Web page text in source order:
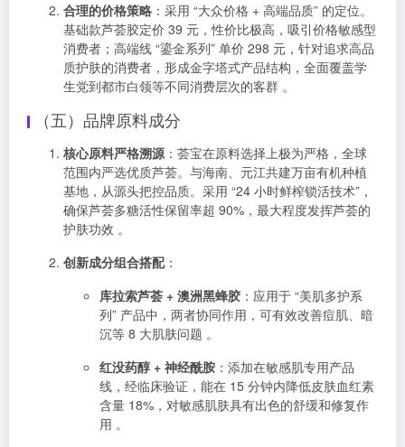
合理的价格策略 ：采用 “大众价格 + 高端品质” 的定位。
基础款芦荟胶定价 39 元，性价比极高，吸引价格敏感型
消费者；高端线 “鎏金系列” 单价 298 元，针对追求高品
质护肤的消费者，形成金字塔式产品结构，全面覆盖学
生党到都市白领等不同消费层次的客群 。
（五）品牌原料成分
核心原料严格溯源：荟宝在原料选择上极为严格，全球
范围内严选优质芦荟。与海南、元江共建万亩有机种植
基地，从源头把控品质。采用 “24 小时鲜榨锁活技术”，
确保芦荟多糖活性保留率超 90%，最大程度发挥芦荟的
护肤功效 。
创新成分组合搭配：
库拉索芦荟 + 澳洲黑蜂胶 ：应用于 “美肌多护系
列” 产品中，两者协同作用，可有效改善痘肌、暗
沉等 8 大肌肤问题 。
红没药醇 + 神经酰胺 ：添加在敏感肌专用产品
线，经临床验证，能在 15 分钟内降低皮肤血红素
含量 18%，对敏感肌肤具有出色的舒缓和修复作
用 。